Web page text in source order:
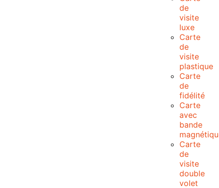
de
visite
luxe
Carte
de
visite
plastique
Carte
de
fidélité
Carte
avec
bande
Carte
de
visite
double
volet